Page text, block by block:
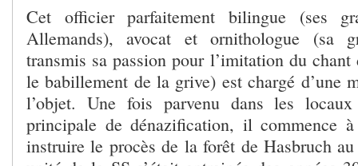
Cet officier parfaitement bilingue (ses
Allemands), avocat et ornithologue (sa
transmis sa passion pour l’imitation du chant
le babillement de la grive) est chargé d’une
l’objet. Une fois parvenu dans les
principale de dénazification, il commence
instruire le procès de la forêt de Hasbruch